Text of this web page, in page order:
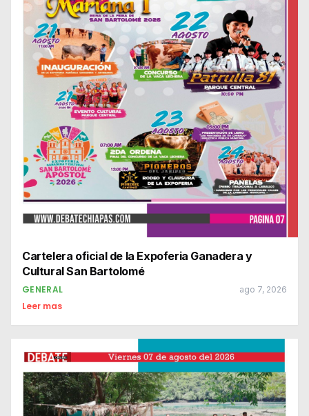
Cartelera oficial de la Expoferia Ganadera y
Cultural San Bartolomé
GENERAL ago 7, 2026
Leer mas